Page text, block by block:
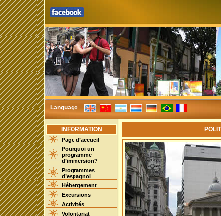
Language
INFORMATION
Page d’accueil
Pourquoi un
programme
d’immersion?
Programmes
d’espagnol
Hébergement
Excursions
Activités
Volontariat